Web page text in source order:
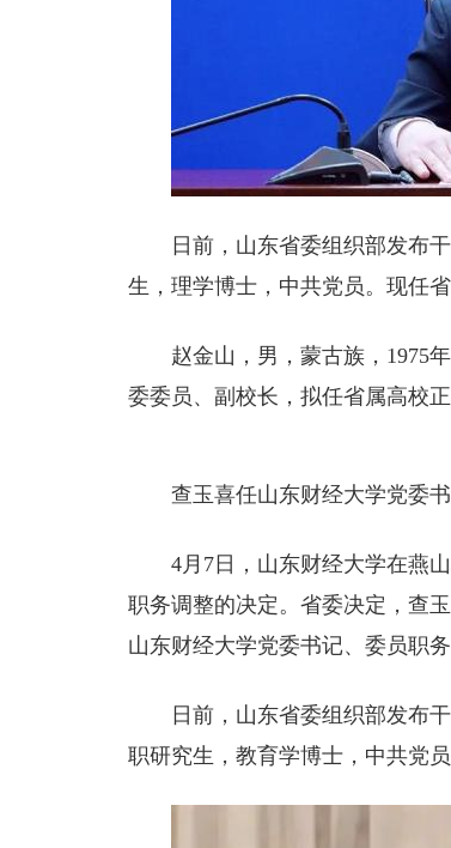
日前，山东省委组织部发布
生，理学博士，中共党员。现任
赵金山，男，蒙古族，1975
委委员、副校长，拟任省属高校正
查玉喜任山东财经大学党委
4月7日，山东财经大学在燕
职务调整的决定。省委决定，查
山东财经大学党委书记、委员职务
日前，山东省委组织部发布
职研究生，教育学博士，中共党